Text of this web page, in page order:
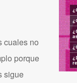
cuales no
porque
sigue